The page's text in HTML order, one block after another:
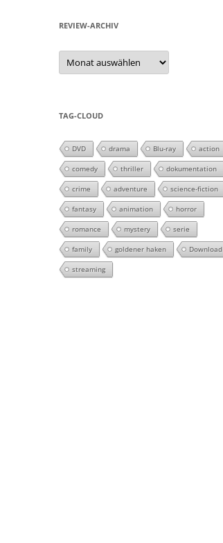
REVIEW-ARCHIV
Review-
Archiv
TAG-CLOUD
DVD drama Blu-ray action
comedy thriller dokumentation
crime adventure science-fiction
fantasy animation horror
romance mystery serie
family goldener haken Download
streaming